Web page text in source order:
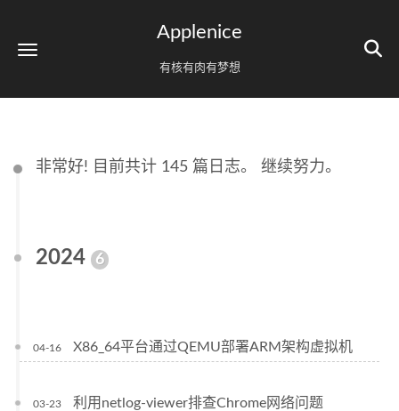
Applenice
有核有肉有梦想
非常好! 目前共计 145 篇日志。 继续努力。
2024 6
04-16 X86_64平台通过QEMU部署ARM架构虚拟机
03-23 利用netlog-viewer排查Chrome网络问题